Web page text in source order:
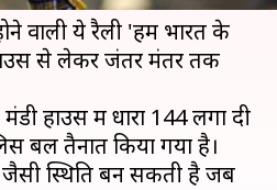
वाली ये रैली 'हम भारत के
से लेकर जंतर मंतर तक
हाउस में धारा 144 लगा दी
बल तैनात किया गया है।
स्थिति बन सकती है जब